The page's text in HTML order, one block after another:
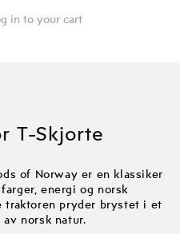
in to your cart
T-Skjorte
of Norway er en klassiker
energi og norsk
traktoren pryder brystet i et
norsk natur.